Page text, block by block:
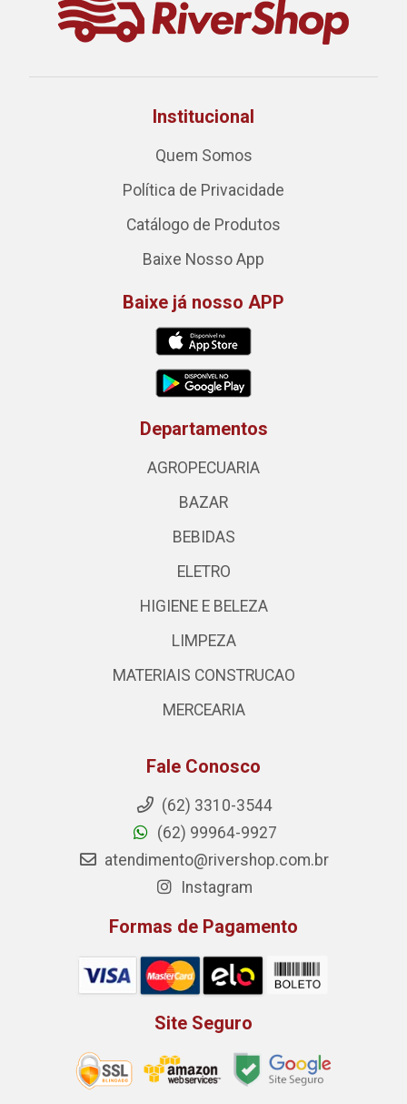
Institucional
Quem Somos
Política de Privacidade
Catálogo de Produtos
Baixe Nosso App
Baixe já nosso APP
Departamentos
AGROPECUARIA
BAZAR
BEBIDAS
ELETRO
HIGIENE E BELEZA
LIMPEZA
MATERIAIS CONSTRUCAO
MERCEARIA
Fale Conosco
(62) 3310-3544
(62) 99964-9927
atendimento@rivershop.com.br
Instagram
Formas de Pagamento
Site Seguro